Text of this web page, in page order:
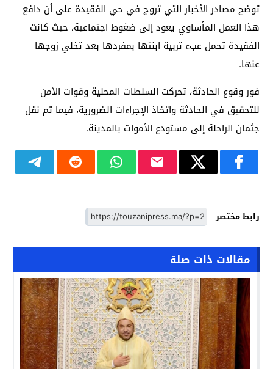
توضح مصادر الأخبار التي تروج في حي الفقيدة على أن دافع
هذا العمل المأساوي يعود إلى ضغوط اجتماعية، حيث كانت
الفقيدة تحمل عبء تربية ابنتها بمفردها بعد تخلي زوجها
عنها.
فور وقوع الحادثة، تحركت السلطات المحلية وقوات الأمن
للتحقيق في الحادثة واتخاذ الإجراءات الضرورية، فيما تم نقل
جثمان الراحلة إلى مستودع الأموات بالمدينة.
رابط مختصر
مقالات ذات صلة